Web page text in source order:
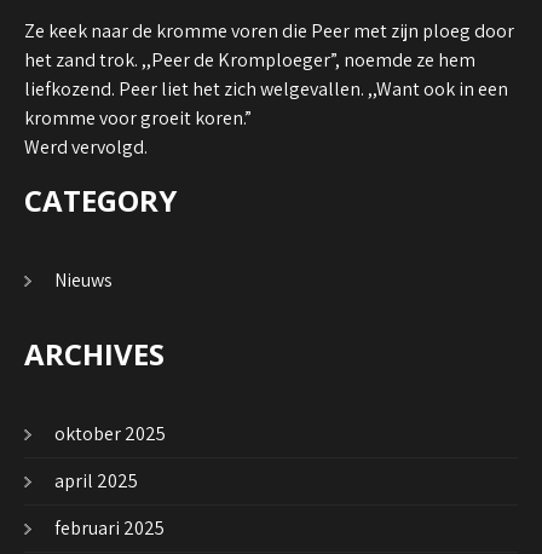
Ze keek naar de kromme voren die Peer met zijn ploeg door
het zand trok. ,,Peer de Kromploeger”, noemde ze hem
liefkozend. Peer liet het zich welgevallen. ,,Want ook in een
kromme voor groeit koren.”
Werd vervolgd.
CATEGORY
Nieuws
ARCHIVES
oktober 2025
april 2025
februari 2025